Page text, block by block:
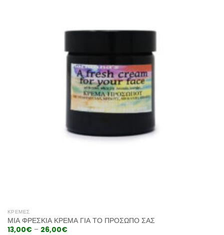
ΚΡΈΜΕΣ
ΜΙΑ ΦΡΈΣΚΙΑ ΚΡΈΜΑ ΓΙΑ ΤΟ ΠΡΌΣΩΠΌ ΣΑΣ
13,00€– 26,00€